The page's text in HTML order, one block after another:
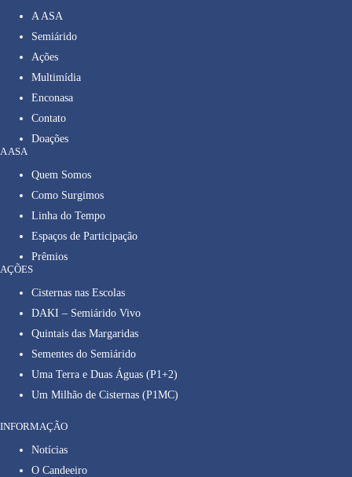
A ASA
Semiárido
Ações
Multimídia
Enconasa
Contato
Doações
A ASA
Quem Somos
Como Surgimos
Linha do Tempo
Espaços de Participação
Prêmios
AÇÕES
Cisternas nas Escolas
DAKI – Semiárido Vivo
Quintais das Margaridas
Sementes do Semiárido
Uma Terra e Duas Águas (P1+2)
Um Milhão de Cisternas (P1MC)
INFORMAÇÃO
Notícias
O Candeeiro